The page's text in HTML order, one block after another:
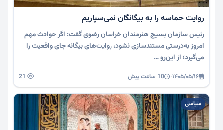
روایت حماسه را به بیگانگان نمی‌سپاریم
رئیس سازمان بسیج هنرمندان خراسان رضوی گفت: اگر حوادث مهم
امروز به‌درستی مستندسازی نشود، روایت‌های بیگانه جای واقعیت را
می‌گیرد؛ از این‌رو …
۱۴۰۵/۰۵/۱۶· 10 ساعت پیش
سیاسی